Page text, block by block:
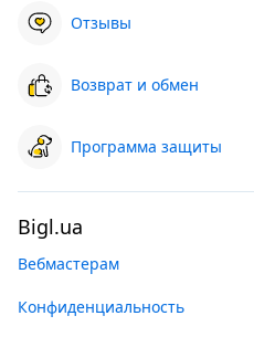
Отзывы
Возврат и обмен
Программа защиты
Bigl.ua
Вебмастерам
Конфиденциальность